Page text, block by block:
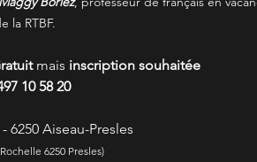
la RTBF.
mais inscription souhaitée
10 58 20
6250 Aiseau-Presles
6250 Presles)